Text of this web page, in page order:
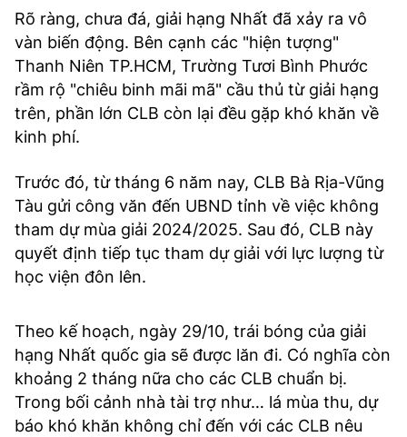
Rõ ràng, chưa đá, giải hạng Nhất đã xảy ra vô
vàn biến động. Bên cạnh các "hiện tượng"
Thanh Niên TP.HCM, Trường Tươi Bình Phước
rầm rộ "chiêu binh mãi mã" cầu thủ từ giải hạng
trên, phần lớn CLB còn lại đều gặp khó khăn về
kinh phí.
Trước đó, từ tháng 6 năm nay, CLB Bà Rịa-Vũng
Tàu gửi công văn đến UBND tỉnh về việc không
tham dự mùa giải 2024/2025. Sau đó, CLB này
quyết định tiếp tục tham dự giải với lực lượng từ
học viện đôn lên.
Theo kế hoạch, ngày 29/10, trái bóng của giải
hạng Nhất quốc gia sẽ được lăn đi. Có nghĩa còn
khoảng 2 tháng nữa cho các CLB chuẩn bị.
Trong bối cảnh nhà tài trợ như… lá mùa thu, dự
báo khó khăn không chỉ đến với các CLB nêu